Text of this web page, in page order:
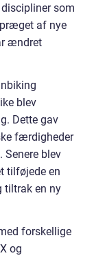
som
af nye
ændret
blev
Dette gav
færdigheder
blev
tilføjede en
tiltrak en ny
forskellige
og